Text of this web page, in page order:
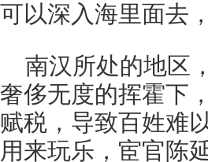
可以深入海里面去
南汉所处的地区
奢侈无度的挥霍下
赋税，导致百姓难
用来玩乐，宦官陈